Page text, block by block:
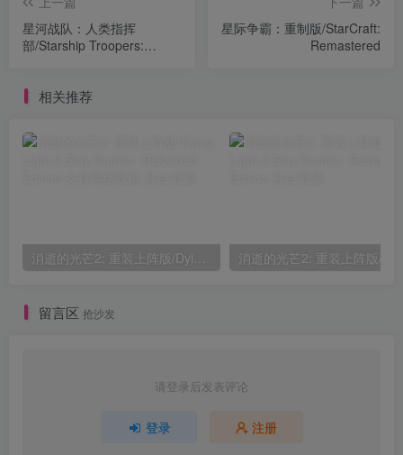
星河战队：人类指挥
部/Starship Troopers:
星际争霸：重制版/StarCraft:
Remastered
相关推荐
消逝的光芒2: 重装上阵版/Dying Light 2 Stay Human: Reloaded Edition/支持网络联机
留言区 抢沙发
请登录后发表评论
登录 注册